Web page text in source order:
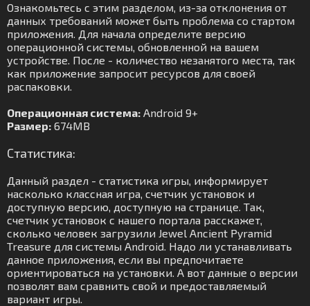
Ознакомьтесь с этим разделом, из-за отклонения от
данных требований может быть проблема со стартом
приложения. Для начала определите версию
операционной системы, обновленной на вашем
устройстве. После - количество незанятого места, так
как приложение запросит ресурсов для своей
распаковки.
Операционная система: Android 9+
Размер: 674MB
Статистика:
Данный раздел - статистика игры, информирует
насколько классная игра, счетчик установок и
доступную версию, доступную на странице. Так,
счетчик установок с нашего портала расскажет,
сколько человек загрузили Jewel Ancient Pyramid
Treasure для системы Android. Надо ли устанавливать
данное приложения, если вы предпочитаете
ориентироваться на установки. А вот данные о версии
позволят вам сравнить свой и предоставляемый
вариант игры.